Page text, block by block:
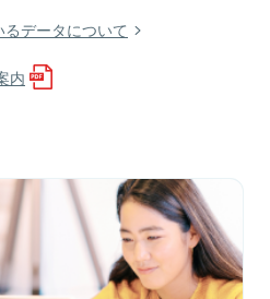
データについて
内